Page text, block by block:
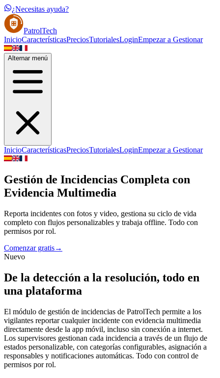
¿Necesitas ayuda?
PatrolTech
InicioCaracterísticasPreciosTutorialesLoginEmpezar a Gestionar
Alternar menú
InicioCaracterísticasPreciosTutorialesLoginEmpezar a Gestionar
Gestión de Incidencias Completa con
Evidencia Multimedia
Reporta incidentes con fotos y video, gestiona su ciclo de vida
completo con flujos personalizables y trabaja offline. Todo con
permisos por rol.
Comenzar gratis→
Nuevo
De la detección a la resolución, todo en
una plataforma
El módulo de gestión de incidencias de PatrolTech permite a los
vigilantes reportar cualquier incidente con evidencia multimedia
directamente desde la app móvil, incluso sin conexión a internet.
Los supervisores gestionan cada incidencia a través de un flujo de
estados personalizable, con categorías configurables, asignación a
responsables y notificaciones automáticas. Todo con control de
permisos por rol.